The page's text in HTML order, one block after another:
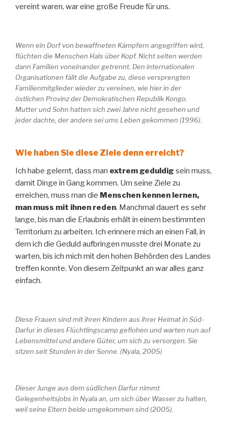
vereint waren, war eine große Freude für uns.
Wenn ein Dorf von bewaffneten Kämpfern angegriffen wird,
flüchten die Menschen Hals über Kopf. Nicht selten werden
dann Familien voneinander getrennt. Den internationalen
Organisationen fällt die Aufgabe zu, diese versprengten
Familienmitglieder wieder zu vereinen, wie hier in der
östlichen Provinz der Demokratischen Republik Kongo.
Mutter und Sohn hatten sich zwei Jahre nicht gesehen und
jeder dachte, der andere sei ums Leben gekommen (1996).
Wie haben Sie diese Ziele denn erreicht?
Ich habe gelernt, dass man extrem geduldig sein muss,
damit Dinge in Gang kommen. Um seine Ziele zu
erreichen, muss man die Menschen kennen lernen,
man muss mit ihnen reden. Manchmal dauert es sehr
lange, bis man die Erlaubnis erhält in einem bestimmten
Territorium zu arbeiten. Ich erinnere mich an einen Fall, in
dem ich die Geduld aufbringen musste drei Monate zu
warten, bis ich mich mit den hohen Behörden des Landes
treffen konnte. Von diesem Zeitpunkt an war alles ganz
einfach.
Diese Frauen sind mit ihren Kindern aus ihrer Heimat in Süd-
Darfur in dieses Flüchtlingscamp geflohen und warten nun auf
Lebensmittel und andere Güter, um sich zu versorgen. Sie
sitzen seit Stunden in der Sonne. (Nyala, 2005)
Dieser Junge aus dem südlichen Darfur nimmt
Gelegenheitsjobs in Nyala an, um sich über Wasser zu halten,
weil seine Eltern beide umgekommen sind (2005).